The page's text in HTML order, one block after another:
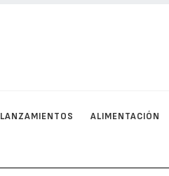
LANZAMIENTOS ALIMENTACIÓN